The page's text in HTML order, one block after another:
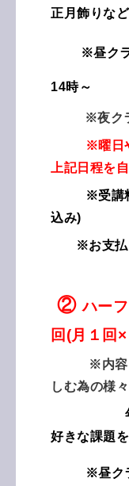
正月飾りな
※昼クラ
14時～
※夜ク
※曜日
上記日程を
※受講
込み)
※お支払い
②ハー
回(月１回
※内容
しむ為の様々
好きな課題
※昼ク